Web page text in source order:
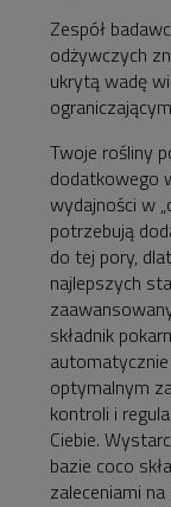
Zespół
odżywczych
ukrytą wadę
Twoje rośliny
dodatkowego
wydajności w
potrzebują
do tej pory,
najlepszych
składnik
optymalnym
kontroli i
Ciebie.
bazie coco
zaleceniami